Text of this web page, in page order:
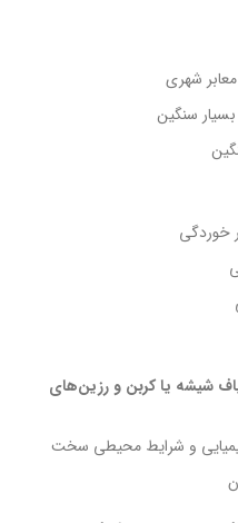
شهری
بسیار سنگین
خوردگی
شیشه یا کربن و رزین‌های
شیمیایی و شرایط محیطی سخت